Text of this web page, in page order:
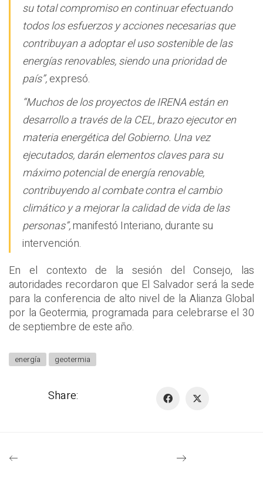
su total compromiso en continuar efectuando
todos los esfuerzos y acciones necesarias que
contribuyan a adoptar el uso sostenible de las
energías renovables, siendo una prioridad de
país”,expresó.
“Muchos de los proyectos de IRENA están en
desarrollo a través de la CEL, brazo ejecutor en
materia energética del Gobierno. Una vez
ejecutados, darán elementos claves para su
máximo potencial de energía renovable,
contribuyendo al combate contra el cambio
climático y a mejorar la calidad de vida de las
personas”,manifestó Interiano, durante su
intervención.
En el contexto de la sesión del Consejo, las
autoridades recordaron que El Salvador será la sede
para la conferencia de alto nivel de la Alianza Global
por la Geotermia, programada para celebrarse el 30
de septiembre de este año.
energía geotermia
Share: